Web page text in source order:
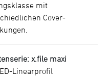
mit
Cover-
x.file maxi
Linearprofil